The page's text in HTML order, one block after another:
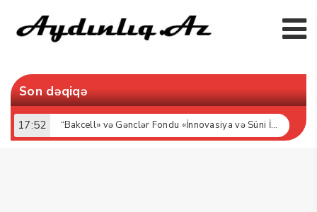
Son dəqiqə
17:52 “Bakcell» və Gənclər Fondu «İnnovasiya və Süni İntellekt» üzrə təqaüd proqramının qalibləri ilə görüş keçirib